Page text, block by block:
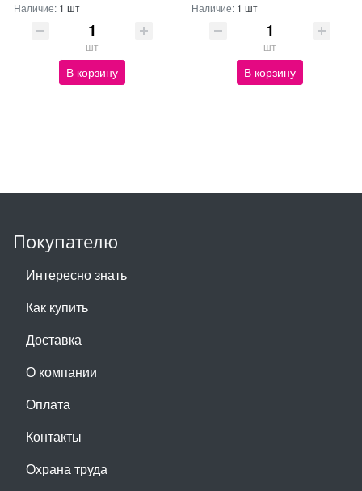
Наличие: 1 шт
шт
В корзину
Наличие: 1 шт
шт
В корзину
Покупателю
Интересно знать
Как купить
Доставка
О компании
Оплата
Контакты
Охрана труда